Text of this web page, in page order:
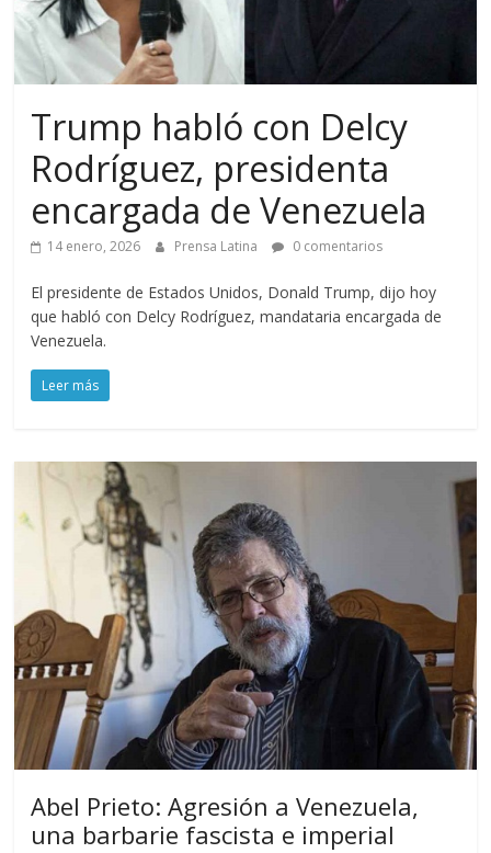
Trump habló con Delcy
Rodríguez, presidenta
encargada de Venezuela
14 enero, 2026 Prensa Latina 0 comentarios
El presidente de Estados Unidos, Donald Trump, dijo hoy
que habló con Delcy Rodríguez, mandataria encargada de
Venezuela.
Leer más
Abel Prieto: Agresión a Venezuela,
una barbarie fascista e imperial